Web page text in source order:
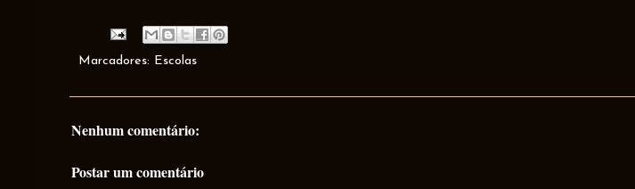
Marcadores: Escolas
Nenhum comentário:
Postar um comentário